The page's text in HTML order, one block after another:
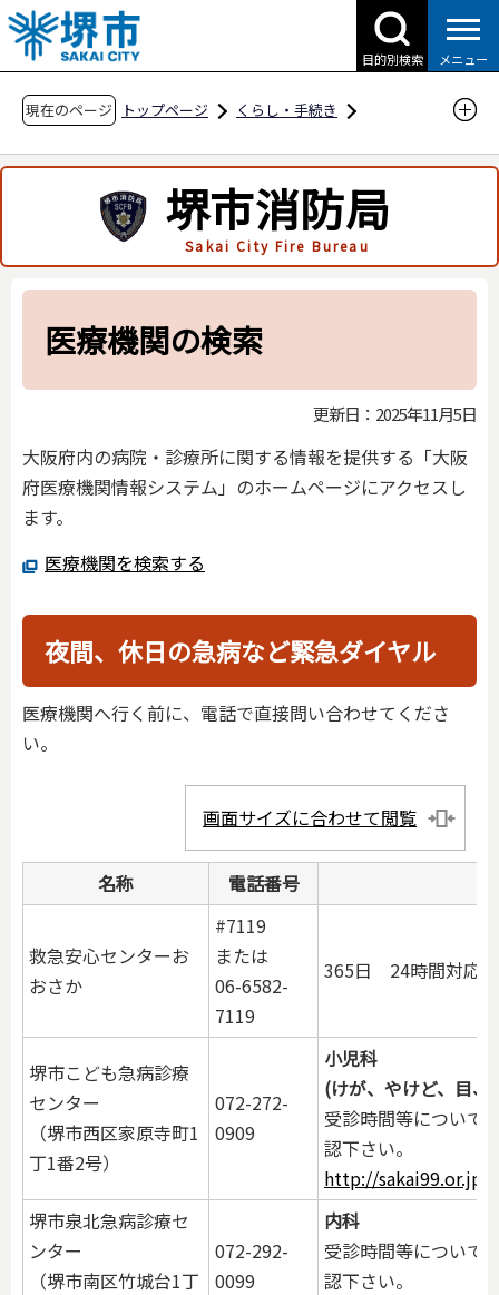
こ
の
ペ
の
で
目的別検索 メニュー
現在のページ トップページ
くらし・手続き
医療機関の検索
堺市消防局
Sakai City Fire Bureau
医療機関の検索
更新日：2025年11月5日
大阪府内の病院・診療所に関する情報を提供する「大阪
府医療機関情報システム」のホームページにアクセスし
ます。
医療機関を検索する
夜間、休日の急病など緊急ダイヤル
医療機関へ行く前に、電話で直接問い合わせてくださ
い。
画面サイズに合わせて閲覧
名称 電話番号
救急安心センターお
おさか
#7119
または
06-6582-
7119
365日 24時間対応
堺市こども急病診療
センター
（堺市西区家原寺町1
丁1番2号）
072-272-
0909
小児科
(けが、やけど、目、
受診時間等について
認下さい。
http://sakai99.or.jp/
堺市泉北急病診療セ
ンター
（堺市南区竹城台1丁
072-292-
0099
内科
受診時間等について
認下さい。